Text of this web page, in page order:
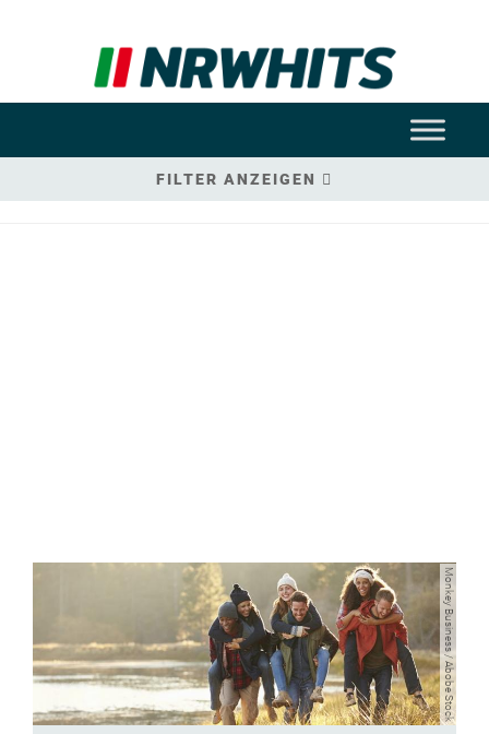
FILTER ANZEIGEN
Monkey Business / Abobe Stock